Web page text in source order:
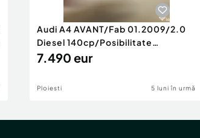
Audi A4 AVANT/Fab 01.2009/2.0
Diesel 140cp/Posibilitate
Rate/GARANTIE
7.490 eur
Ploiesti 5 luni în urmă